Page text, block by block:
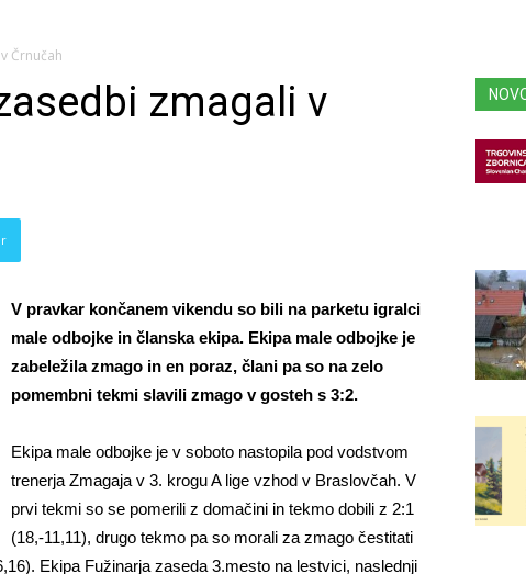
Črnučah
zmagali v
V pravkar končanem vikendu so bili na parketu igralci
male odbojke in članska ekipa. Ekipa male odbojke je
zabeležila zmago in en poraz, člani pa so na zelo
pomembni tekmi slavili zmago v gosteh s 3:2.
Ekipa male odbojke je v soboto nastopila pod vodstvom
trenerja Zmagaja v 3. krogu A lige vzhod v Braslovčah. V
prvi tekmi so se pomerili z domačini in tekmo dobili z 2:1
(18,-11,11), drugo tekmo pa so morali za zmago čestitati
Ekipa Fužinarja zaseda 3.mesto na lestvici, naslednji